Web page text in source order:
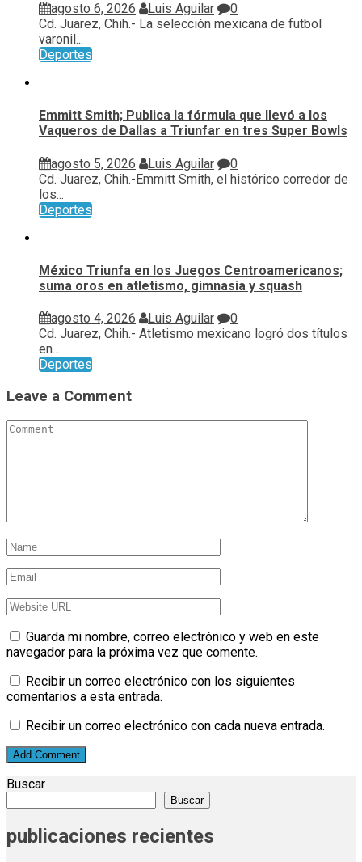
agosto 6, 2026 Luis Aguilar
0
Cd. Juarez, Chih.- La selección mexicana de futbol
varonil...
Deportes
Emmitt Smith; Publica la fórmula que llevó a los
Vaqueros de Dallas a Triunfar en tres Super Bowls
agosto 5, 2026 Luis Aguilar
0
Cd. Juarez, Chih.-Emmitt Smith, el histórico corredor de
los...
Deportes
México Triunfa en los Juegos Centroamericanos;
suma oros en atletismo, gimnasia y squash
agosto 4, 2026 Luis Aguilar
0
Cd. Juarez, Chih.- Atletismo mexicano logró dos títulos
en...
Deportes
Leave a Comment
Guarda mi nombre, correo electrónico y web en este
navegador para la próxima vez que comente.
Recibir un correo electrónico con los siguientes
comentarios a esta entrada.
Recibir un correo electrónico con cada nueva entrada.
Buscar
Buscar
publicaciones recientes